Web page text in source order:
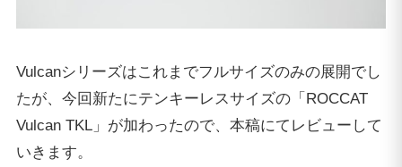
Vulcanシリーズはこれまでフルサイズのみの展開でし
たが、今回新たにテンキーレスサイズの「ROCCAT
Vulcan TKL」が加わったので、本稿にてレビューして
いきます。